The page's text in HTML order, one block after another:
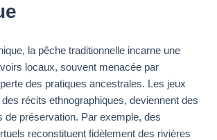
la pêche traditionnelle incarne une
locaux, souvent menacée par
des pratiques ancestrales. Les jeux
récits ethnographiques, deviennent des
de préservation. Par exemple, des
reconstituent fidèlement des rivières